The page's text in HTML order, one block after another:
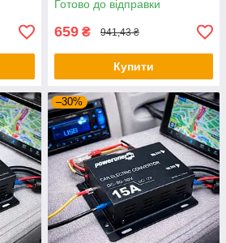
шинах + 4 датчики
Готово до відправки
659 ₴ 941,43 ₴
Купити
–30%